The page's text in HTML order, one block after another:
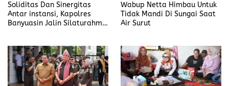
Soliditas Dan Sinergitas
Antar instansi, Kapolres
Banyuasin Jalin Silaturahmi
Wabup Netta Himbau Untuk
Tidak Mandi Di Sungai Saat
Air Surut